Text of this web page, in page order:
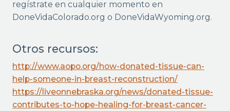
regístrate en cualquier momento en
DoneVidaColorado.org o DoneVidaWyoming.org.
Otros recursos:
http://www.aopo.org/how-donated-tissue-can-
help-someone-in-breast-reconstruction/
https://liveonnebraska.org/news/donated-tissue-
contributes-to-hope-healing-for-breast-cancer-